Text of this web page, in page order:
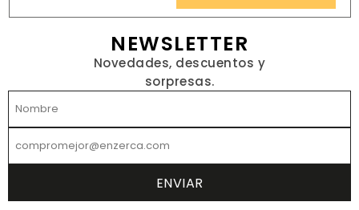
NEWSLETTER
Novedades, descuentos y
sorpresas.